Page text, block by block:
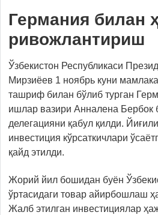
Германия билан
ривожлантириш
Ўзбекистон Республикаси
Мирзиёев 1 ноябрь куни
ташриф билан бўлиб турган
ишлар вазири Анналена Бербок
делегацияни қабул қилди.
инвестиция кўрсаткичлари
қайд этилди.
Жорий йил бошидан буён
ўртасидаги товар айирбошлаш
Жалб этилган инвестициялар